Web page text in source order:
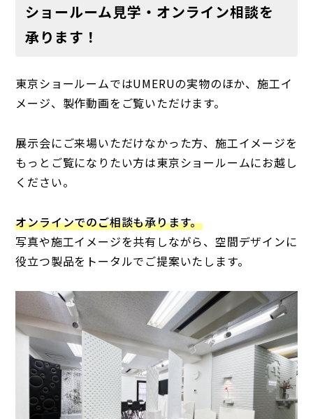
ショールーム見学・オンライン相談を
承ります！
東京ショールームではUMERUの実物のほか、施工イ
メージ、製作動画をご覧いただけます。
展示会にご来場いただけなかった方、施工イメージを
もっとご覧になりたい方は東京ショールームにお越し
ください。
オンラインでのご相談も承ります。
写真や施工イメージを共有しながら、空間デザインに
役立つ製品をトータルでご提案いたします。